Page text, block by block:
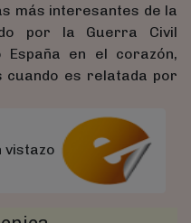
más interesantes de la
por la Guerra Civil
España en el corazón,
cuando es relatada por
vistazo